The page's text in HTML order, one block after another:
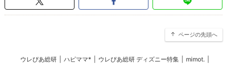
ページの先頭へ
ウレぴあ総研 ハピママ* ウレぴあ総研 ディズニー特集 mimot.